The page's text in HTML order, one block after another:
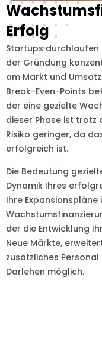
Erfolg
Startups durchlaufen
der Gründung
am Markt und
Break-Even-Points
der eine gezielte
dieser Phase ist
Risiko geringer, da
erfolgreich ist.
Die Bedeutung
Dynamik Ihres
Ihre
der die Entwicklung
Neue Märkte,
zusätzliches
Darlehen möglich.